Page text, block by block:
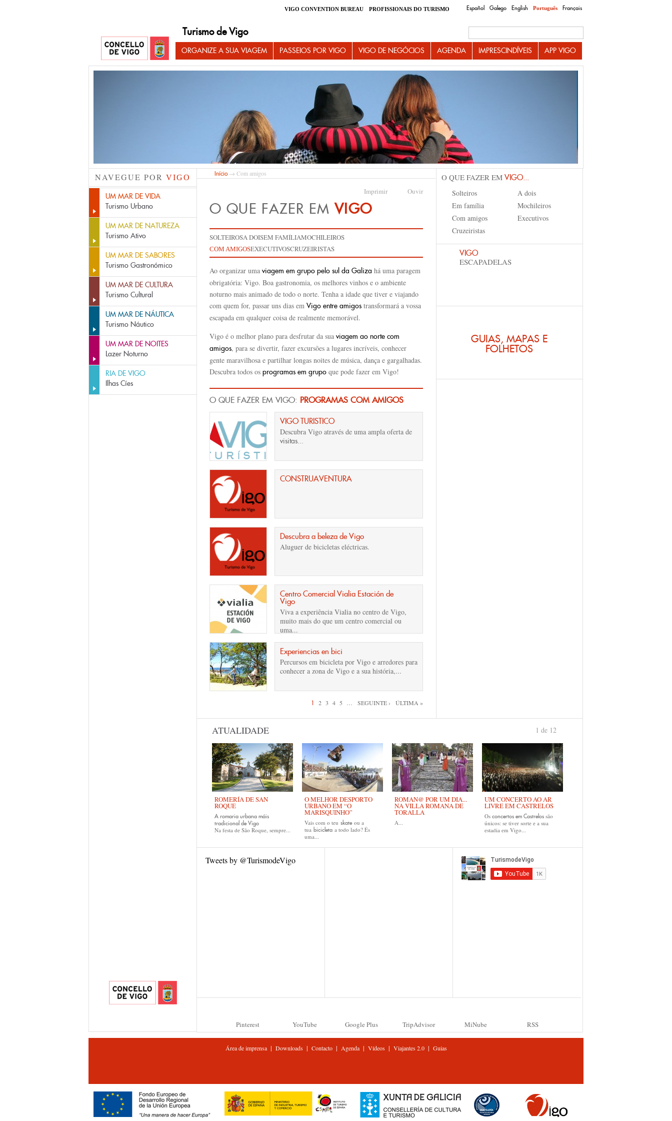
Español Galego English Português Français
VIGO CONVENTION BUREAU PROFISSIONAIS DO TURISMO
Turismo de Vigo
ORGANIZE A SUA VIAGEM PASSEIOS POR VIGO VIGO DE NEGÓCIOS AGENDA IMPRESCINDÍVEIS APP VIGO
NAVEGUE POR VIGO
UM MAR DE VIDA
Turismo Urbano
UM MAR DE NATUREZA
Turismo Ativo
UM MAR DE SABORES
Turismo Gastronómico
UM MAR DE CULTURA
Turismo Cultural
UM MAR DE NÁUTICA
Turismo Náutico
UM MAR DE NOITES
Lazer Noturno
RIA DE VIGO
Ilhas Cíes
Início→ Com amigos
Imprimir Ouvir
O QUE FAZER EMVIGO
SOLTEIROSA DOISEM FAMÍLIAMOCHILEIROS
COM AMIGOSEXECUTIVOSCRUZEIRISTAS
Ao organizar uma viagem em grupo pelo sul da Galiza há uma paragem
obrigatória: Vigo. Boa gastronomia, os melhores vinhos e o ambiente
noturno mais animado de todo o norte. Tenha a idade que tiver e viajando
com quem for, passar uns dias em Vigo entre amigos transformará a vossa
escapada em qualquer coisa de realmente memorável.
Vigo é o melhor plano para desfrutar da sua viagem ao norte com
amigos, para se divertir, fazer excursões a lugares incríveis, conhecer
gente maravilhosa e partilhar longas noites de música, dança e gargalhadas.
Descubra todos os programas em grupo que pode fazer em Vigo!
O QUE FAZER EM VIGO: PROGRAMAS COM AMIGOS
VIGO TURISTICO
Descubra Vigo através de uma ampla oferta de
visitas...
CONSTRUAVENTURA
Descubra a beleza de Vigo
Aluguer de bicicletas eléctricas.
Centro Comercial Vialia Estación de
Vigo
Viva a experiência Vialia no centro de Vigo,
muito mais do que um centro comercial ou
uma...
Experiencias en bici
Percursos em bicicleta por Vigo e arredores para
conhecer a zona de Vigo e a sua história,...
1 2 3 4 5 SEGUINTE › ÚLTIMA »
O QUE FAZER EM VIGO...
Solteiros
A dois
Em família
Mochileiros
Com amigos
Executivos
Cruzeiristas
VIGO
ESCAPADELAS
GUIAS, MAPAS E
FOLHETOS
ATUALIDADE
ROMERÍA DE SAN
ROQUE
A romaria urbana máis
tradicional de Vigo
Na festa de São Roque, sempre...
O MELHOR DESPORTO
URBANO EM “O
MARISQUINHO”
Vais com o teu skateou a
tua bicicleta a todo lado? És
uma...
ROMAN@ POR UM DIA...
NA VILLA ROMANA DE
TORALLA
A...
UM CONCERTO AO AR
LIVRE EM CASTRELOS
Os concertos em Castrelos são
únicos: se tiver sorte e a sua
estadia em Vigo...
1 de 12
Tweets by @TurismodeVigo
Pinterest YouTube Google Plus TripAdvisor MiNube RSS
Área de imprensa| Downloads| Contacto| Agenda| Vídeos| Viajantes 2.0| Guias